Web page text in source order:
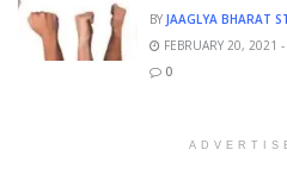
BY JAAGLYA BHARAT
FEBRUARY 20, 2021
0